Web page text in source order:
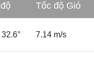
Tốc độ Gió
32.6° 7.14 m/s